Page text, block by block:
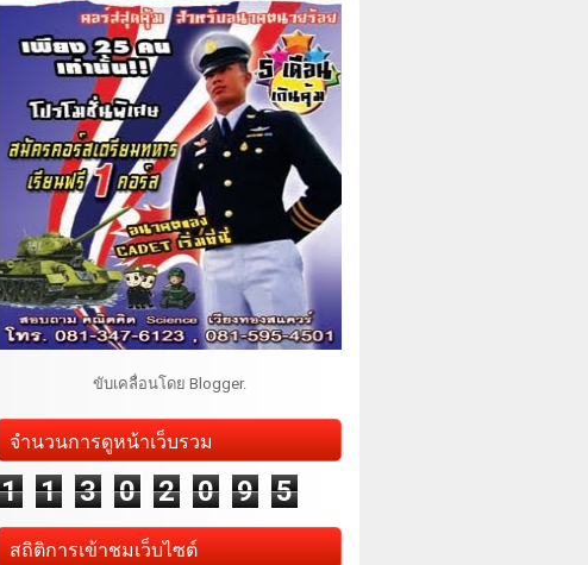
ขับเคลื่อนโดย Blogger.
จำนวนการดูหน้าเว็บรวม
1 1 3 0 2 0 9 5
สถิติการเข้าชมเว็บไซต์